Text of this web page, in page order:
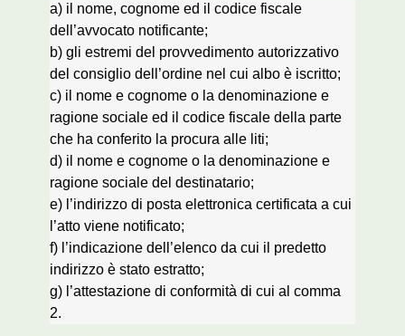
a) il nome, cognome ed il codice fiscale
dell’avvocato notificante;
b) gli estremi del provvedimento autorizzativo
del consiglio dell’ordine nel cui albo è iscritto;
c) il nome e cognome o la denominazione e
ragione sociale ed il codice fiscale della parte
che ha conferito la procura alle liti;
d) il nome e cognome o la denominazione e
ragione sociale del destinatario;
e) l’indirizzo di posta elettronica certificata a cui
l’atto viene notificato;
f) l’indicazione dell’elenco da cui il predetto
indirizzo è stato estratto;
g) l’attestazione di conformità di cui al comma
2.